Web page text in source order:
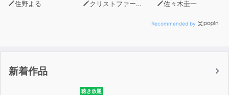
住野よる クリストファー・マクドゥーガル 佐々木圭一
Recommended by
新着作品
聴き放題